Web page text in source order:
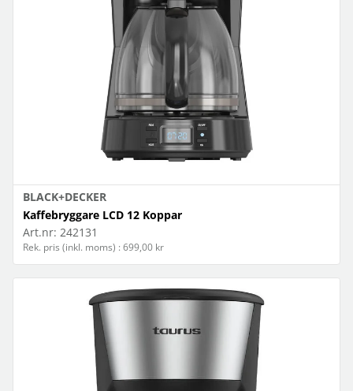
BLACK+DECKER
Kaffebryggare LCD 12 Koppar
Art.nr: 242131
Rek. pris (inkl. moms) : 699,00 kr